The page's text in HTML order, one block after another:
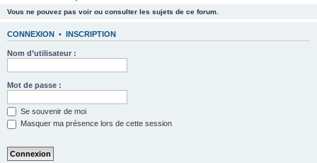
Vous ne pouvez pas voir ou consulter les sujets de ce forum.
CONNEXION • INSCRIPTION
Nom d’utilisateur :
Mot de passe :
Se souvenir de moi
Masquer ma présence lors de cette session